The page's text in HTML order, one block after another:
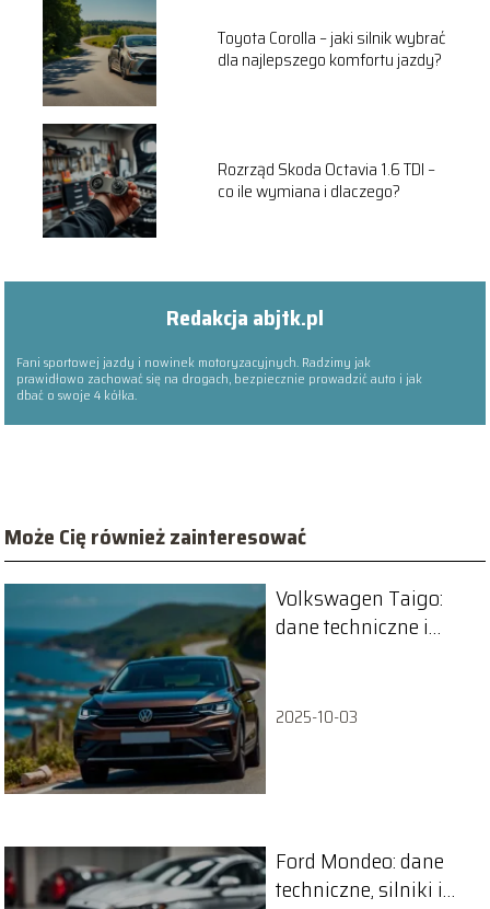
Toyota Corolla – jaki silnik wybrać
dla najlepszego komfortu jazdy?
Rozrząd Skoda Octavia 1.6 TDI –
co ile wymiana i dlaczego?
Redakcja abjtk.pl
Fani sportowej jazdy i nowinek motoryzacyjnych. Radzimy jak
prawidłowo zachować się na drogach, bezpiecznie prowadzić auto i jak
dbać o swoje 4 kółka.
Może Cię również zainteresować
Volkswagen Taigo:
dane techniczne i
2025-10-03
Ford Mondeo: dane
techniczne, silniki i